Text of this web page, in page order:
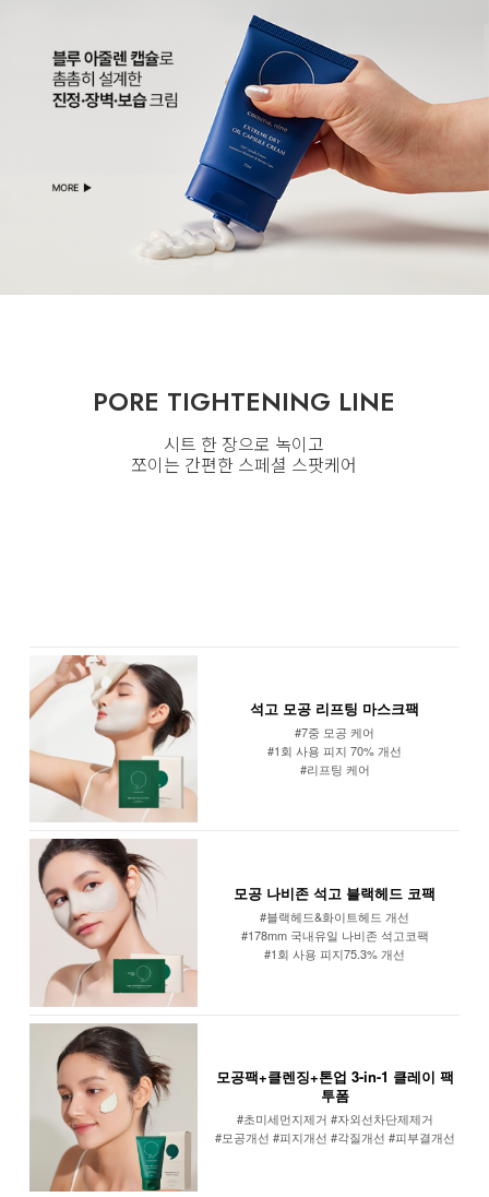
PORE TIGHTENING LINE
시트 한 장으로 녹이고
쪼이는 간편한 스페셜 스팟케어
석고 모공 리프팅 마스크팩
#7중 모공 케어
#1회 사용 피지 70% 개선
#리프팅 케어
모공 나비존 석고 블랙헤드 코팩
#블랙헤드&화이트헤드 개선
#178mm 국내유일 나비존 석고코팩
#1회 사용 피지75.3% 개선
모공팩+클렌징+톤업 3-in-1 클레이 팩
투폼
#초미세먼지제거 #자외선차단제제거
#모공개선 #피지개선 #각질개선 #피부결개선